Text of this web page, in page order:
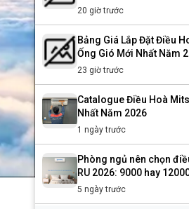
20 giờ trước
Bảng Giá Lắp Đặt Điều
Ống Gió Mới Nhất Năm
23 giờ trước
Catalogue Điều Hoà
Nhất Năm 2026
1 ngày trước
Phòng ngủ nên chọn
RU 2026: 9000 hay
5 ngày trước